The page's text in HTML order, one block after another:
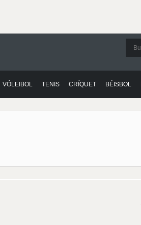
VÓLEIBOL TENIS CRÍQUET BÉISBOL